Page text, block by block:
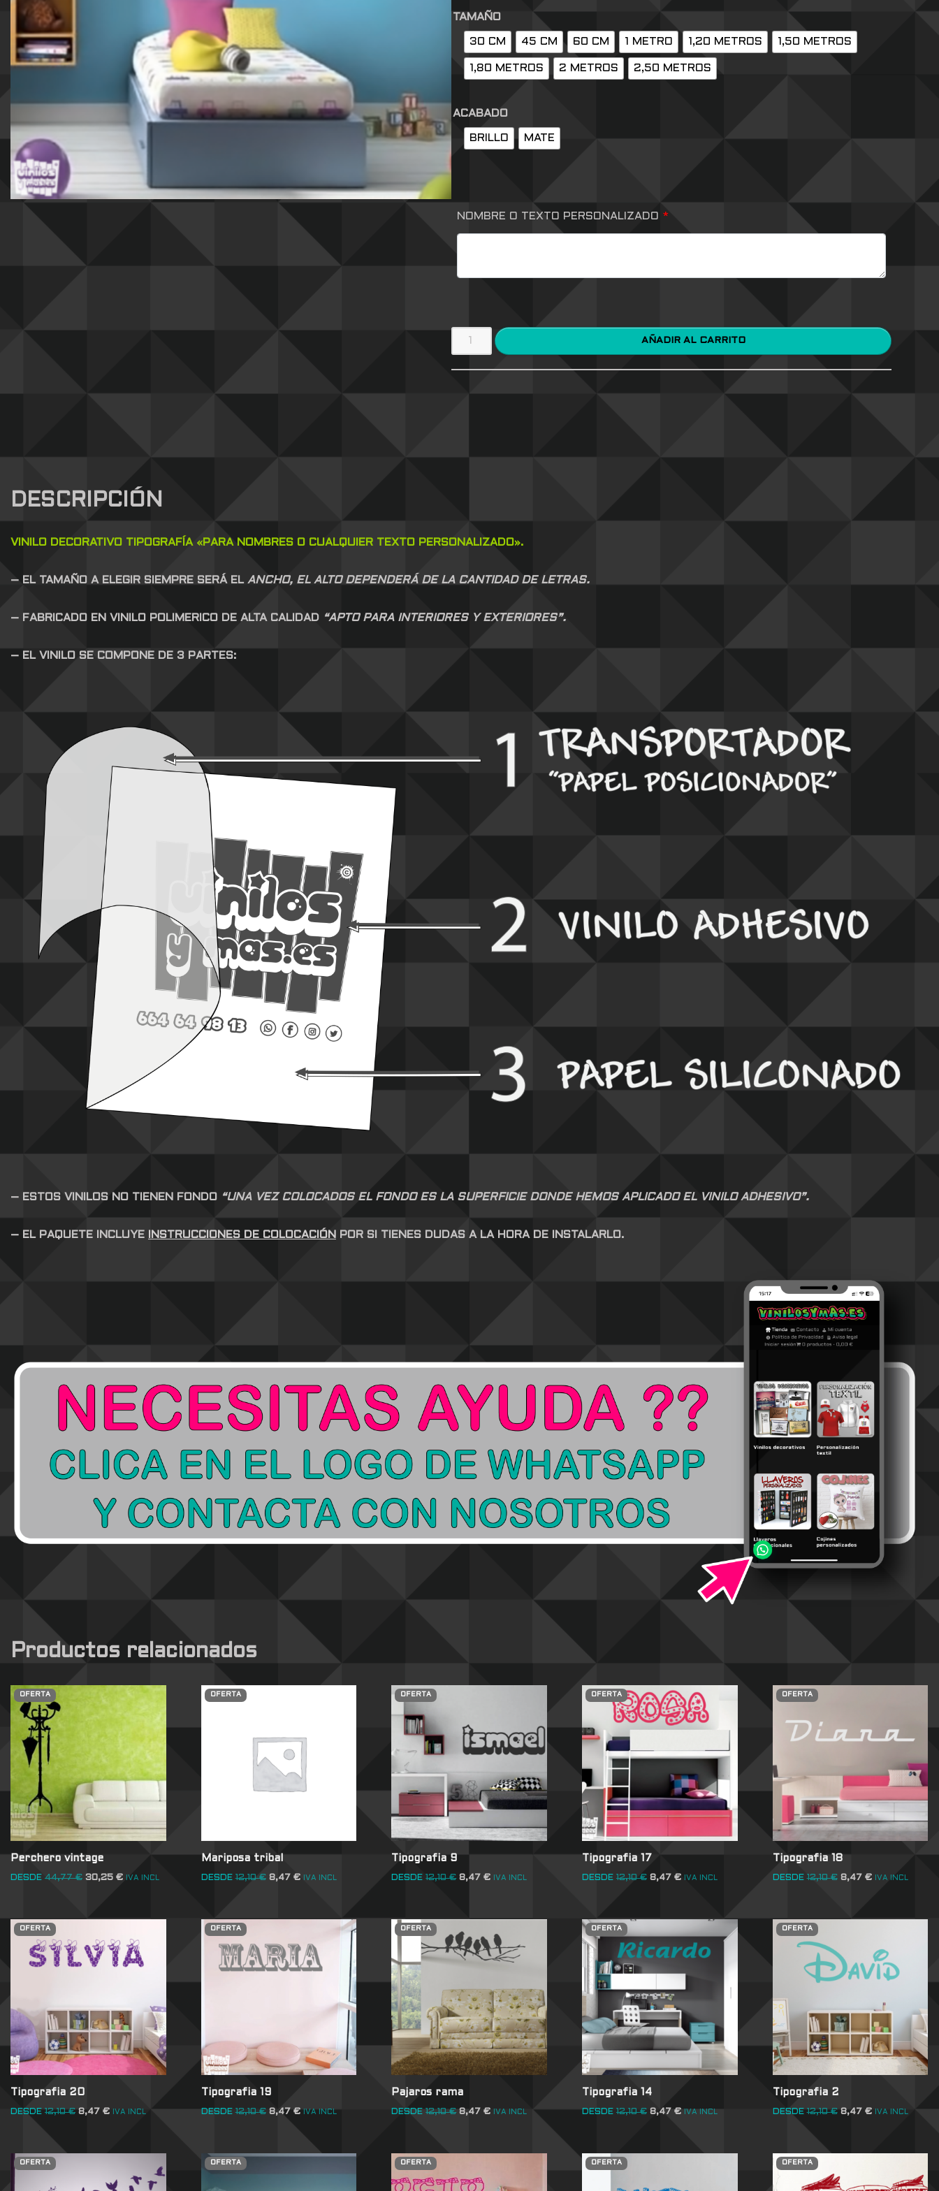
TAMAÑO
30 CM 45 CM 60 CM 1 METRO 1,20 METROS 1,50 METROS
1,80 METROS 2 METROS 2,50 METROS
ACABADO
BRILLO MATE
NOMBRE O TEXTO PERSONALIZADO *
AÑADIR AL CARRITO
DESCRIPCIÓN
VINILO DECORATIVO TIPOGRAFÍA«PARA NOMBRES O CUALQUIER TEXTO PERSONALIZADO».
– EL TAMAÑO A ELEGIR SIEMPRE SERÁ EL ANCHO, EL ALTO DEPENDERÁ DE LA CANTIDAD DE LETRAS.
– FABRICADO EN VINILO POLIMERICO DE ALTA CALIDAD “APTO PARA INTERIORES Y EXTERIORES”.
– EL VINILO SE COMPONE DE 3 PARTES:
– ESTOS VINILOS NO TIENEN FONDO “UNA VEZ COLOCADOS EL FONDO ES LA SUPERFICIE DONDE HEMOS APLICADO EL VINILO ADHESIVO”.
– EL PAQUETE INCLUYE INSTRUCCIONES DE COLOCACIÓN POR SI TIENES DUDAS A LA HORA DE INSTALARLO.
Productos relacionados
OFERTA
Perchero vintage
DESDE 44,77€ 30,25 € IVA INCL
OFERTA
Mariposa tribal
DESDE 12,10€ 8,47 € IVA INCL
OFERTA
Tipografia 9
DESDE 12,10€ 8,47€ IVA INCL
OFERTA
Tipografia 17
DESDE 12,10€ 8,47 € IVA INCL
OFERTA
Tipografia 18
DESDE 12,10€ 8,47 € IVA INCL
OFERTA
Tipografia 20
DESDE 12,10€ 8,47 € IVA INCL
OFERTA
Tipografia 19
DESDE 12,10€ 8,47 € IVA INCL
OFERTA
Pajaros rama
DESDE 12,10€ 8,47€ IVA INCL
OFERTA
Tipografia 14
DESDE 12,10€ 8,47 € IVA INCL
OFERTA
Tipografia 2
DESDE 12,10€ 8,47 € IVA INCL
OFERTA OFERTA OFERTA OFERTA OFERTA